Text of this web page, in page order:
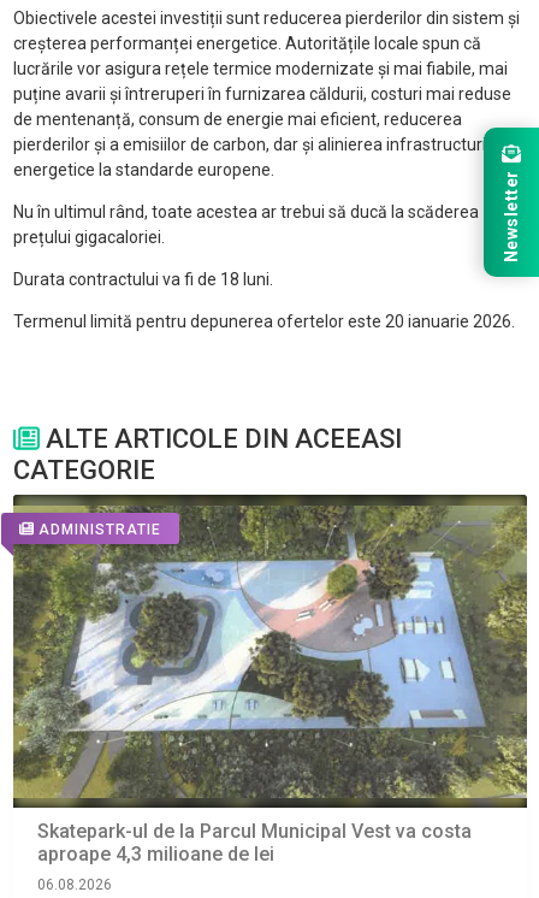
Obiectivele acestei investiții sunt reducerea pierderilor din sistem și
creșterea performanței energetice. Autoritățile locale spun că
lucrările vor asigura rețele termice modernizate și mai fiabile, mai
puține avarii și întreruperi în furnizarea căldurii, costuri mai reduse
de mentenanță, consum de energie mai eficient, reducerea
pierderilor și a emisiilor de carbon, dar și alinierea infrastructurii
energetice la standarde europene.
Nu în ultimul rând, toate acestea ar trebui să ducă la scăderea
prețului gigacaloriei.
Durata contractului va fi de 18 luni.
Termenul limită pentru depunerea ofertelor este 20 ianuarie 2026.
ALTE ARTICOLE DIN ACEEASI
CATEGORIE
ADMINISTRATIE
Skatepark-ul de la Parcul Municipal Vest va costa
aproape 4,3 milioane de lei
06.08.2026
Newsletter